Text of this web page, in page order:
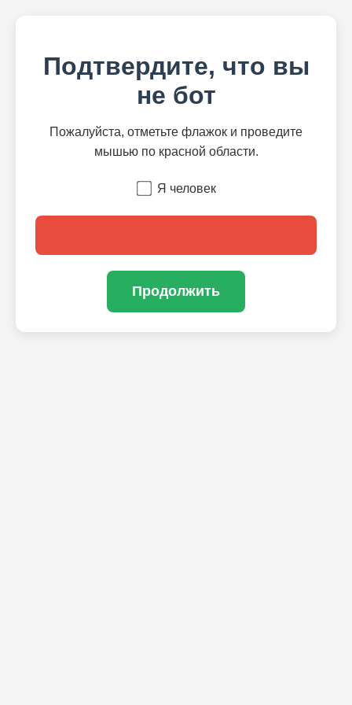
Подтвердите, что вы
не бот
Пожалуйста, отметьте флажок и проведите
мышью по красной области.
Я человек
Продолжить